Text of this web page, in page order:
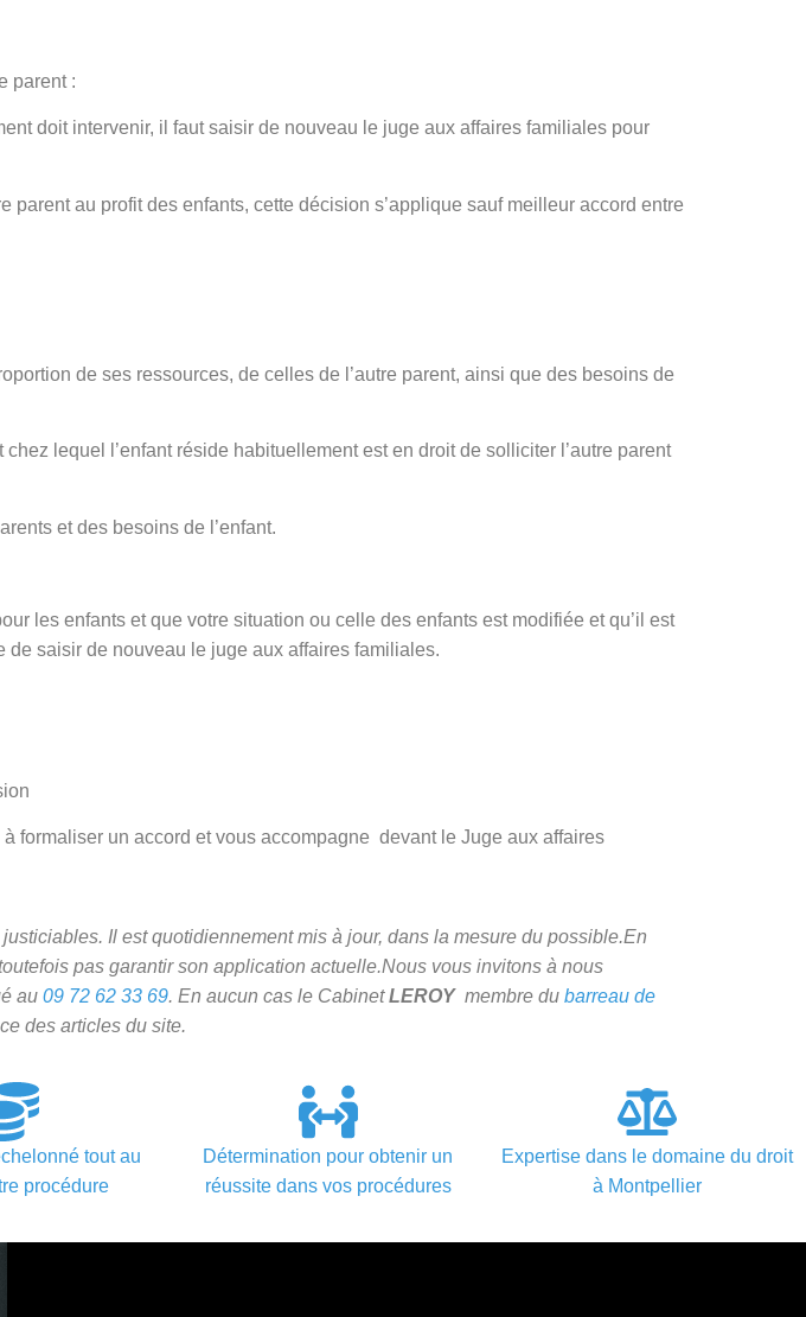
parent :
doit intervenir, il faut saisir de nouveau le juge aux affaires familiales pour
au profit des enfants, cette décision s’applique sauf meilleur accord entre
de ses ressources, de celles de l’autre parent, ainsi que des besoins de
lequel l’enfant réside habituellement est en droit de solliciter l’autre parent
et des besoins de l’enfant.
les enfants et que votre situation ou celle des enfants est modifiée et qu’il est
saisir de nouveau le juge aux affaires familiales.
à formaliser un accord et vous accompagne devant le Juge aux affaires
Il est quotidiennement mis à jour, dans la mesure du possible.En
pas garantir son application actuelle.Nous vous invitons à nous
au 09 72 62 33 69. En aucun cas le CabinetLEROY membre du barreau de
des articles du site.
tout au
procédure
Détermination pour obtenir un
réussite dans vos procédures
Expertise dans le domaine du droit
à Montpellier